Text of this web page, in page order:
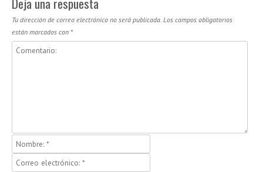
Tu dirección de correo electrónico no será publicada. Los campos obligatorios
están marcados con *